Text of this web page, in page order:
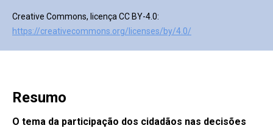
Creative Commons, licença CC BY-4.0:
https://creativecommons.org/licenses/by/4.0/
Resumo
O tema da participação dos cidadãos nas decisões